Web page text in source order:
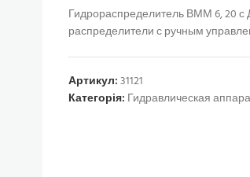
Гидрораспределитель ВММ 6, 20 с
распределители с ручным
Артикул:31121
Категорія: Гидравлическая